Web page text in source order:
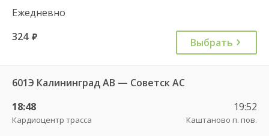
Ежедневно
324 руб. Выбрать
601Э Калининград АВ — Советск АС
18:48
Кардиоцентр трасса
19:52
Каштаново п. пов.